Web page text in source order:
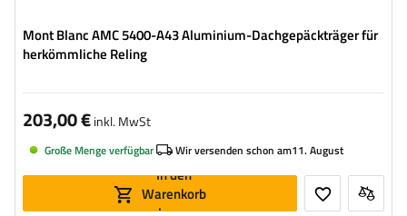
Mont Blanc AMC 5400-A43 Aluminium-Dachgepäckträger für
herkömmliche Reling
203,00 €inkl. MwSt
Große Menge verfügbar Wir versenden schon am11. August
In den
Warenkorb